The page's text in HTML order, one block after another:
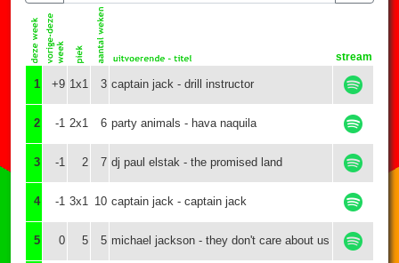
stream
1 +9 1x1 3 captain jack - drill instructor
2 -1 2x1 6 party animals - hava naquila
3 -1 2 7 dj paul elstak - the promised land
4 -1 3x1 10 captain jack - captain jack
5 0 5 5 michael jackson - they don't care about us